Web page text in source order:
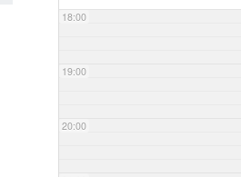
18:00
19:00
20:00